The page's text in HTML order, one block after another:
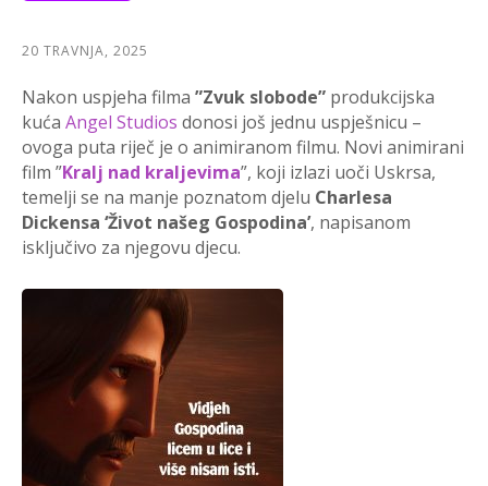
20 TRAVNJA, 2025
Nakon uspjeha filma ”Zvuk slobode” produkcijska
kuća Angel Studios donosi još jednu uspješnicu –
ovoga puta riječ je o animiranom filmu. Novi animirani
film ”Kralj nad kraljevima”, koji izlazi uoči Uskrsa,
temelji se na manje poznatom djelu Charlesa
Dickensa ‘Život našeg Gospodina’, napisanom
isključivo za njegovu djecu.